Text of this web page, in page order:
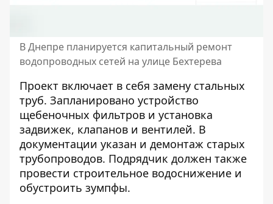
В Днепре планируется капитальный ремонт
водопроводных сетей на улице Бехтерева
Проект включает в себя замену стальных
труб. Запланировано устройство
щебеночных фильтров и установка
задвижек, клапанов и вентилей. В
документации указан и демонтаж старых
трубопроводов. Подрядчик должен также
провести строительное водоснижение и
обустроить зумпфы.